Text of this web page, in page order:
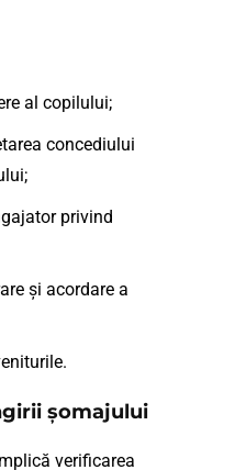
al copilului;
concediului
privind
și acordare a
șomajului
verificarea